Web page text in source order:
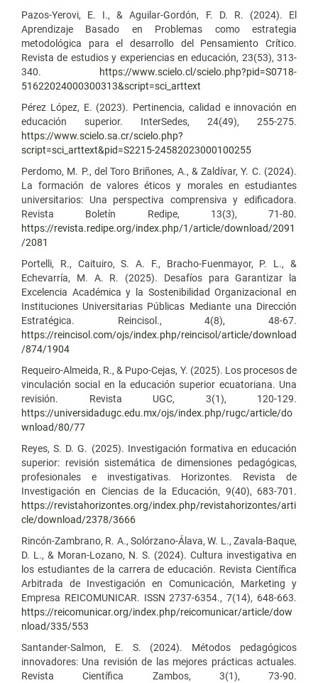
Pazos-Yerovi, E. I., & Aguilar-Gordón, F. D. R. (2024). El
Aprendizaje Basado en Problemas como estrategia
metodológica para el desarrollo del Pensamiento Crítico.
Revista de estudios y experiencias en educación, 23(53), 313-
340.
https://www.scielo.cl/scielo.php?pid=S0718-
51622024000300313&script=sci_arttext
Pérez López, E. (2023). Pertinencia, calidad e innovación en
educación superior. InterSedes, 24(49), 255-275.
https://www.scielo.sa.cr/scielo.php?
script=sci_arttext&pid=S2215-24582023000100255
Perdomo, M. P., del Toro Briñones, A., & Zaldívar, Y. C. (2024).
La formación de valores éticos y morales en estudiantes
universitarios: Una perspectiva comprensiva y edificadora.
Revista Boletín Redipe, 13(3), 71-80.
https://revista.redipe.org/index.php/1/article/download/2091
/2081
Portelli, R., Caituiro, S. A. F., Bracho-Fuenmayor, P. L., &
Echevarría, M. A. R. (2025). Desafíos para Garantizar la
Excelencia Académica y la Sostenibilidad Organizacional en
Instituciones Universitarias Públicas Mediante una Dirección
Estratégica. Reincisol., 4(8), 48-67.
https://reincisol.com/ojs/index.php/reincisol/article/download
/874/1904
Requeiro-Almeida, R., & Pupo-Cejas, Y. (2025). Los procesos de
vinculación social en la educación superior ecuatoriana. Una
revisión. Revista UGC, 3(1), 120-129.
https://universidadugc.edu.mx/ojs/index.php/rugc/article/do
wnload/80/77
Reyes, S. D. G. (2025). Investigación formativa en educación
superior: revisión sistemática de dimensiones pedagógicas,
profesionales e investigativas. Horizontes. Revista de
Investigación en Ciencias de la Educación, 9(40), 683-701.
https://revistahorizontes.org/index.php/revistahorizontes/arti
cle/download/2378/3666
Rincón-Zambrano, R. A., Solórzano-Álava, W. L., Zavala-Baque,
D. L., & Moran-Lozano, N. S. (2024). Cultura investigativa en
los estudiantes de la carrera de educación. Revista Científica
Arbitrada de Investigación en Comunicación, Marketing y
Empresa REICOMUNICAR. ISSN 2737-6354., 7(14), 648-663.
https://reicomunicar.org/index.php/reicomunicar/article/dow
nload/335/553
Santander-Salmon, E. S. (2024). Métodos pedagógicos
innovadores: Una revisión de las mejores prácticas actuales.
Revista Científica Zambos, 3(1), 73-90.